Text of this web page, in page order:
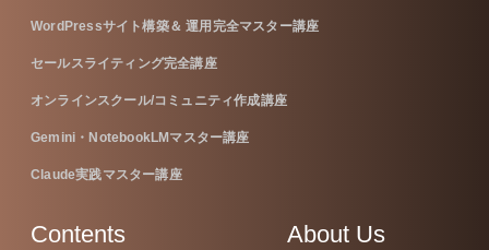
WordPressサイト構築＆ 運用完全マスター講座
セールスライティング完全講座
オンラインスクール/コミュニティ作成講座
Gemini・NotebookLMマスター講座
Claude実践マスター講座
Contents About Us